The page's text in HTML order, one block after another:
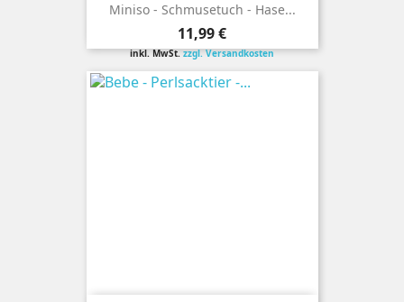
Miniso - Schmusetuch - Hase...
Preis
11,99 €
inkl. MwSt.zzgl. Versandkosten